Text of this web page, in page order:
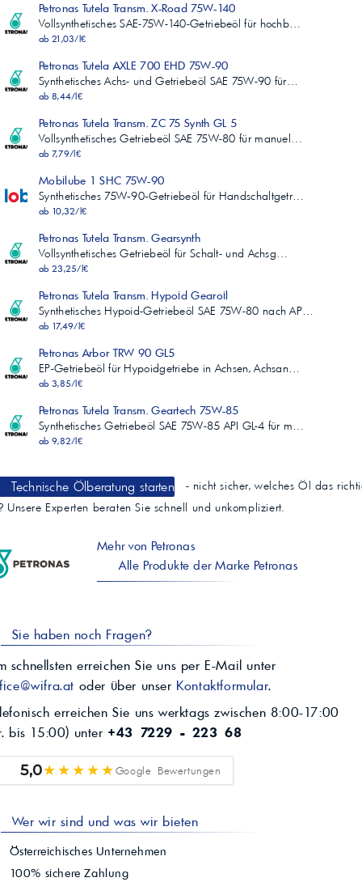
Petronas Tutela Transm. X-Road 75W-140
Vollsynthetisches SAE-75W-140-Getriebeöl für hochb…
ab 21,03/l€
Petronas Tutela AXLE 700 EHD 75W-90
Synthetisches Achs- und Getriebeöl SAE 75W-90 für…
ab 8,44/l€
Petronas Tutela Transm. ZC 75 Synth GL 5
Vollsynthetisches Getriebeöl SAE 75W-80 für manuel…
ab 7,79/l€
Mobilube 1 SHC 75W-90
Synthetisches 75W‑90‑Getriebeöl für Handschaltgetr…
ab 10,32/l€
Petronas Tutela Transm. Gearsynth
Vollsynthetisches Getriebeöl für Schalt- und Achsg…
ab 23,25/l€
Petronas Tutela Transm. Hypoid Gearoil
Synthetisches Hypoid-Getriebeöl SAE 75W-80 nach AP…
ab 17,49/l€
Petronas Arbor TRW 90 GL5
EP-Getriebeöl für Hypoidgetriebe in Achsen, Achsan…
ab 3,85/l€
Petronas Tutela Transm. Geartech 75W-85
Synthetisches Getriebeöl SAE 75W-85 API GL-4 für m…
ab 9,82/l€
Technische Ölberatung starten
- nicht sicher, welches Öl das
Unsere Experten beraten Sie schnell und unkompliziert.
Mehr von Petronas
Alle Produkte der Marke Petronas
Sie haben noch Fragen?
schnellsten erreichen Sie uns per E-Mail unter
oder über unser Kontaktformular.
erreichen Sie uns werktags zwischen 8:00-17:00
bis 15:00) unter +43 7229 - 223 68
5,0★★★★★Google Bewertungen
Wer wir sind und was wir bieten
Österreichisches Unternehmen
100% sichere Zahlung